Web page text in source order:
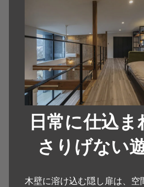
日常に仕込ま
さりげない
木壁に溶け込む隠し扉は、空